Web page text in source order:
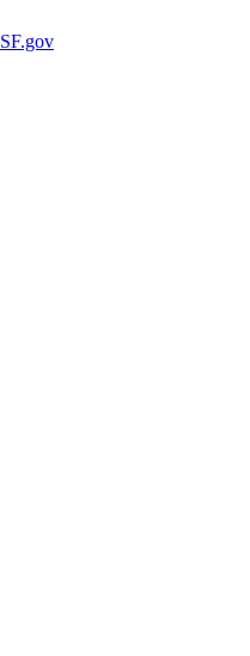
SF.gov